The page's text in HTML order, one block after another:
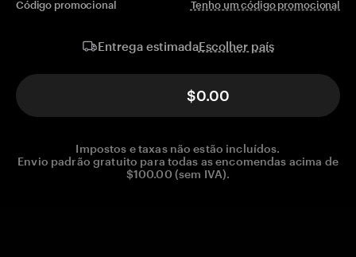
Código promocional Tenho um código promocional
Entrega estimadaEscolher país
$0.00
Impostos e taxas não estão incluídos.
Envio padrão gratuito para todas as encomendas acima de
$100.00 (sem IVA).